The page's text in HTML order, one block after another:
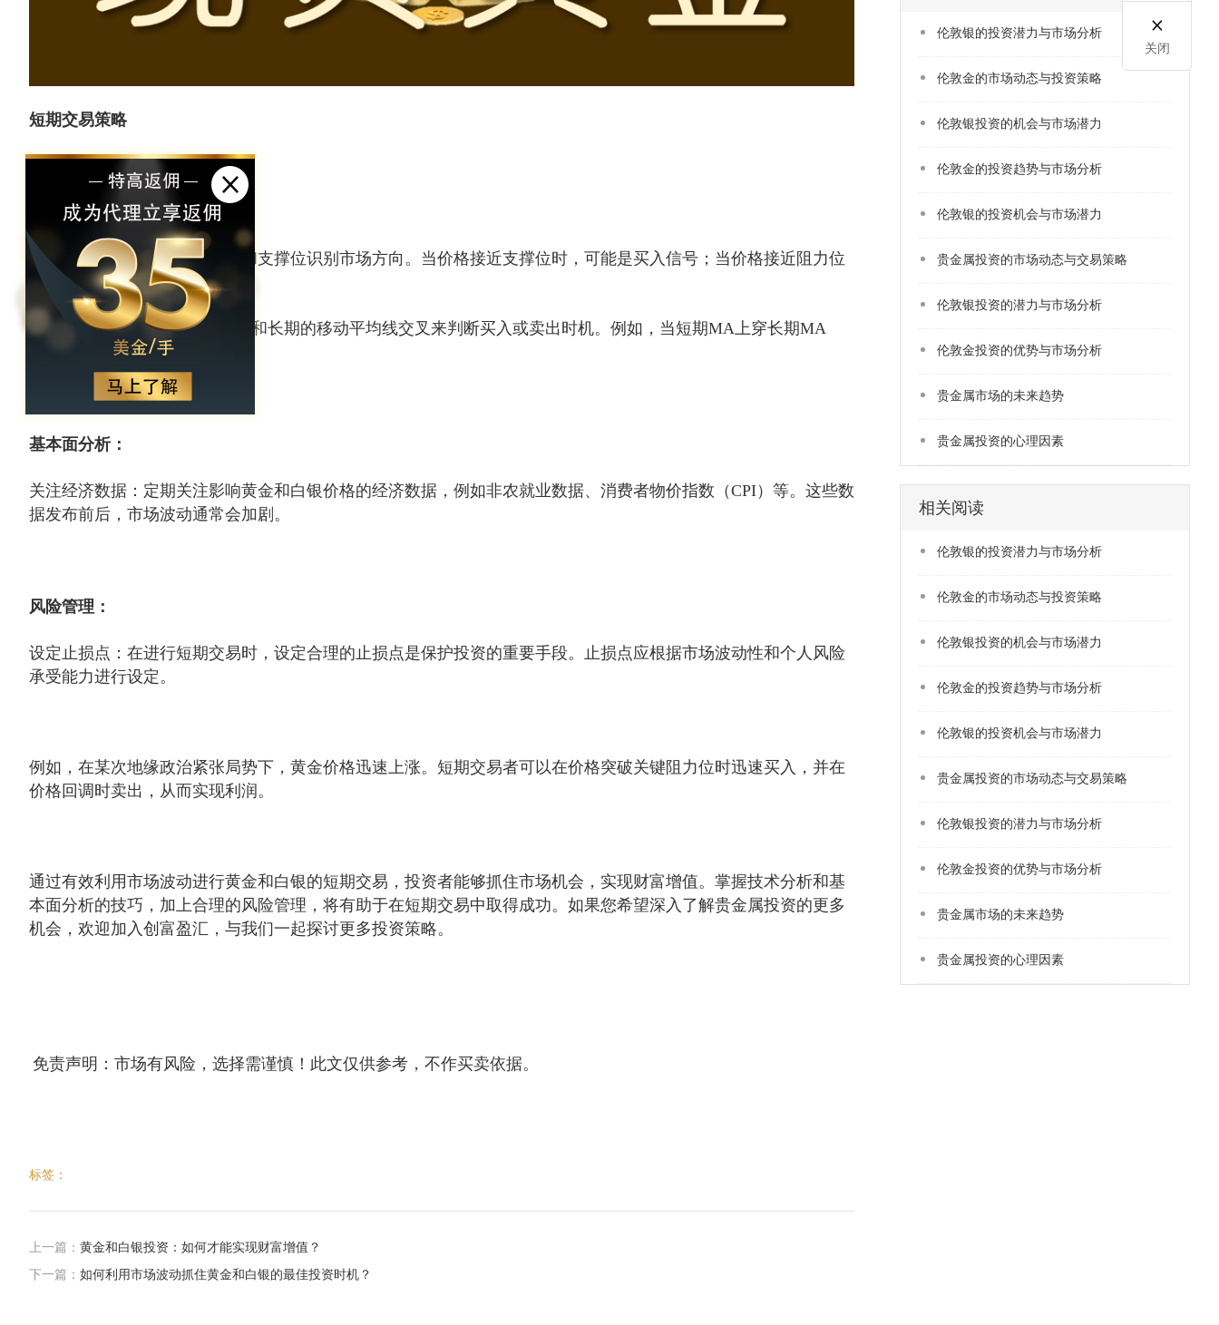
关闭
短期交易策略
技术分析：
趋势线和支撑位：利用趋势线和支撑位识别市场方向。当价格接近支撑位时，可能是买入信号；当价格接近阻力位
时，可能是卖出信号。
移动平均线（MA）：使用短期和长期的移动平均线交叉来判断买入或卖出时机。例如，当短期MA上穿长期MA
时，可能是买入信号。
基本面分析：
关注经济数据：定期关注影响黄金和白银价格的经济数据，例如非农就业数据、消费者物价指数（CPI）等。这些数
据发布前后，市场波动通常会加剧。
风险管理：
设定止损点：在进行短期交易时，设定合理的止损点是保护投资的重要手段。止损点应根据市场波动性和个人风险
承受能力进行设定。
例如，在某次地缘政治紧张局势下，黄金价格迅速上涨。短期交易者可以在价格突破关键阻力位时迅速买入，并在
价格回调时卖出，从而实现利润。
通过有效利用市场波动进行黄金和白银的短期交易，投资者能够抓住市场机会，实现财富增值。掌握技术分析和基
本面分析的技巧，加上合理的风险管理，将有助于在短期交易中取得成功。如果您希望深入了解贵金属投资的更多
机会，欢迎加入创富盈汇，与我们一起探讨更多投资策略。
免责声明：市场有风险，选择需谨慎！此文仅供参考，不作买卖依据。
标签：
上一篇： ​黄金和白银投资：如何才能实现财富增值？
下一篇： ​如何利用市场波动抓住黄金和白银的最佳投资时机？
​伦敦银的投资潜力与市场分析
​伦敦金的市场动态与投资策略
​伦敦银投资的机会与市场潜力
伦敦金的投资趋势与市场分析
伦敦银的投资机会与市场潜力
贵金属投资的市场动态与交易策略
​伦敦银投资的潜力与市场分析
​伦敦金投资的优势与市场分析
​贵金属市场的未来趋势
贵金属投资的心理因素
相关阅读
​伦敦银的投资潜力与市场分析
​伦敦金的市场动态与投资策略
​伦敦银投资的机会与市场潜力
伦敦金的投资趋势与市场分析
伦敦银的投资机会与市场潜力
贵金属投资的市场动态与交易策略
​伦敦银投资的潜力与市场分析
​伦敦金投资的优势与市场分析
​贵金属市场的未来趋势
贵金属投资的心理因素